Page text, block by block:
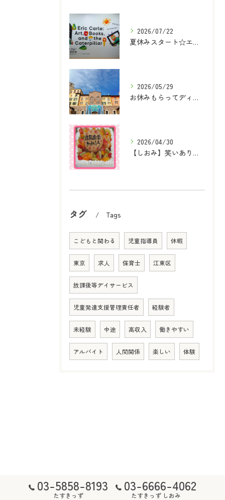
2026/07/22
夏休みスタート☆エリックカール展に行ってきた！
2026/05/29
お休みもらってディズニーシーへ行ってきました！
2026/04/30
【しおみ】笑いあり、感動あり！『進学・進級おめでとうの会』を開催しました♪
タグ Tags
こどもと関わる 児童指導員 休暇
東京 求人 保育士 江東区
放課後等デイサービス
児童発達支援管理責任者 経験者
未経験 中途 高収入 働きやすい
アルバイト 人間関係 楽しい 体験
03-5858-8193
たすきっず
03-6666-4062
たすきっず しおみ